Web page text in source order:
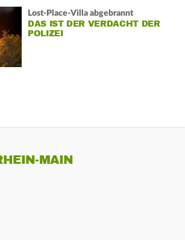
Lost-Place-Villa abgebrannt
DAS IST DER VERDACHT DER
POLIZEI
MAIN